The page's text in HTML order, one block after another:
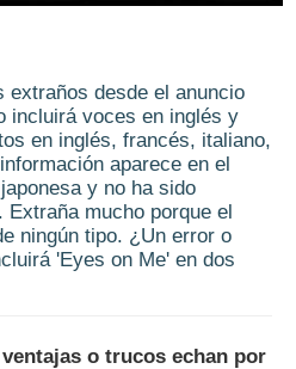
extraños desde el anuncio
incluirá voces en inglés y
en inglés, francés, italiano,
aparece en el
y no ha sido
mucho porque el
ningún tipo. ¿Un error o
'Eyes on Me' en dos
o trucos echan por